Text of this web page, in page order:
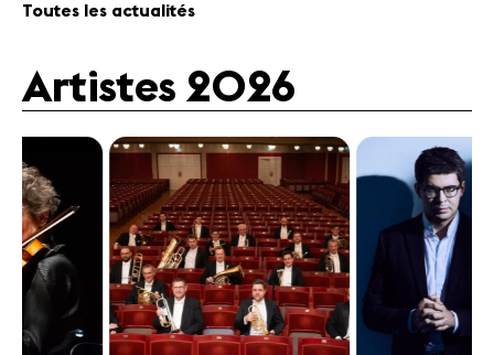
Toutes les actualités
Artistes 2026